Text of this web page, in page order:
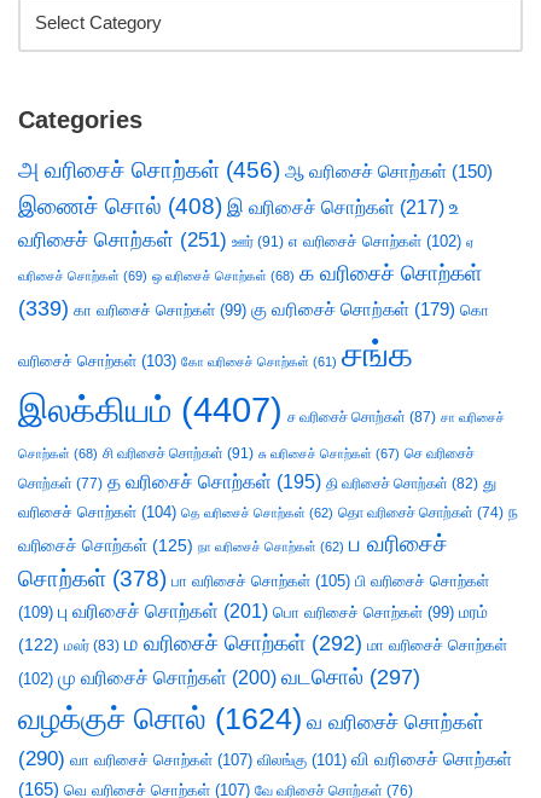
Categories
அ வரிசைச் சொற்கள் (456) ஆ வரிசைச் சொற்கள் (150)
இணைச் சொல் (408) இ வரிசைச் சொற்கள் (217) உ
வரிசைச் சொற்கள் (251) ஊர் (91) எ வரிசைச் சொற்கள் (102) ஏ
வரிசைச் சொற்கள் (69) ஒ வரிசைச் சொற்கள் (68) க வரிசைச் சொற்கள்
(339) கா வரிசைச் சொற்கள் (99) கு வரிசைச் சொற்கள் (179) கொ
வரிசைச் சொற்கள் (103) கோ வரிசைச் சொற்கள் (61) சங்க
இலக்கியம் (4407) ச வரிசைச் சொற்கள் (87) சா வரிசைச்
சொற்கள் (68) சி வரிசைச் சொற்கள் (91) சு வரிசைச் சொற்கள் (67) செ வரிசைச்
சொற்கள் (77) த வரிசைச் சொற்கள் (195) தி வரிசைச் சொற்கள் (82) து
வரிசைச் சொற்கள் (104) தெ வரிசைச் சொற்கள் (62) தொ வரிசைச் சொற்கள் (74) ந
வரிசைச் சொற்கள் (125) நா வரிசைச் சொற்கள் (62) ப வரிசைச்
சொற்கள் (378) பா வரிசைச் சொற்கள் (105) பி வரிசைச் சொற்கள்
(109) பு வரிசைச் சொற்கள் (201) பொ வரிசைச் சொற்கள் (99) மரம்
(122) மலர் (83) ம வரிசைச் சொற்கள் (292) மா வரிசைச் சொற்கள்
(102) மு வரிசைச் சொற்கள் (200) வடசொல் (297)
வழக்குச் சொல் (1624) வ வரிசைச் சொற்கள்
(290) வா வரிசைச் சொற்கள் (107) விலங்கு (101) வி வரிசைச் சொற்கள்
(165) வெ வரிசைச் சொற்கள் (107) வே வரிசைச் சொற்கள் (76)